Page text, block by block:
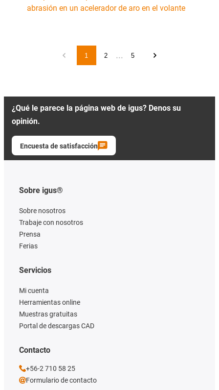
abrasión en un acelerador de aro en el volante
1 2 ... 5
¿Qué le parece la página web de igus? Denos su
opinión.
Encuesta de satisfacción
Sobre igus®
Sobre nosotros
Trabaje con nosotros
Prensa
Ferias
Servicios
Mi cuenta
Herramientas online
Muestras gratuitas
Portal de descargas CAD
Contacto
+56-2 710 58 25
Formulario de contacto